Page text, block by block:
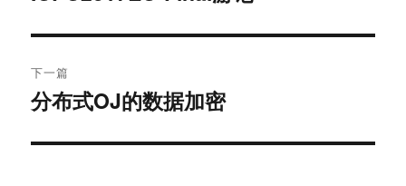
航
文
章：
下一篇
下
文
分布式OJ的数据加密